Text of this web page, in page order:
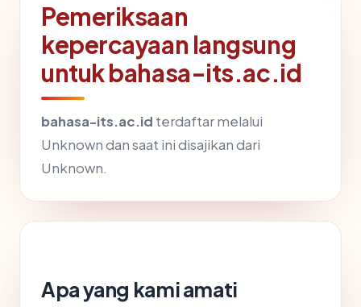
Pemeriksaan
kepercayaan langsung
untuk bahasa-its.ac.id
bahasa-its.ac.id terdaftar melalui
Unknown dan saat ini disajikan dari
Unknown.
Apa yang kami amati